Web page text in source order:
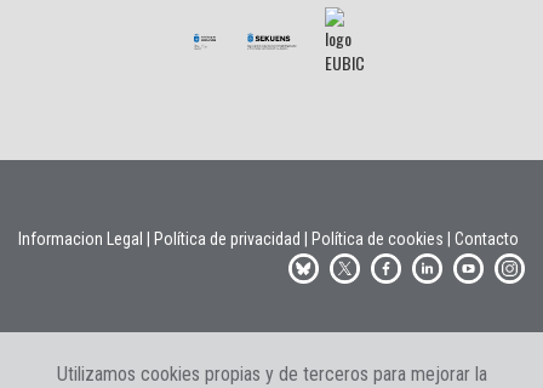
Informacion Legal Política de privacidad Política de cookies Contacto
Utilizamos cookies propias y de terceros para mejorar la